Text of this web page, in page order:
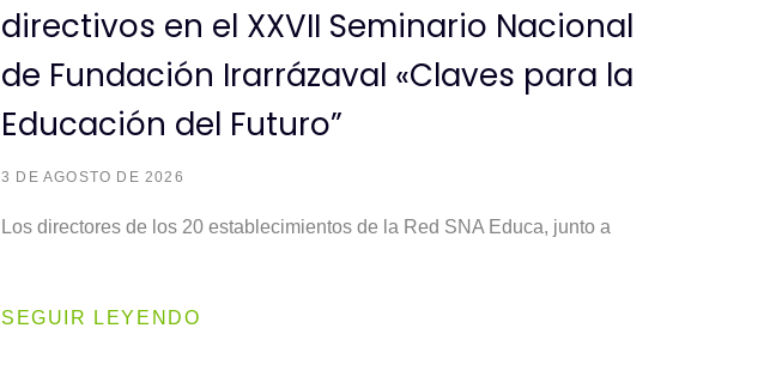
directivos en el XXVII Seminario Nacional
de Fundación Irarrázaval «Claves para la
Educación del Futuro”
3 DE AGOSTO DE 2026
Los directores de los 20 establecimientos de la Red SNA Educa, junto a
SEGUIR LEYENDO